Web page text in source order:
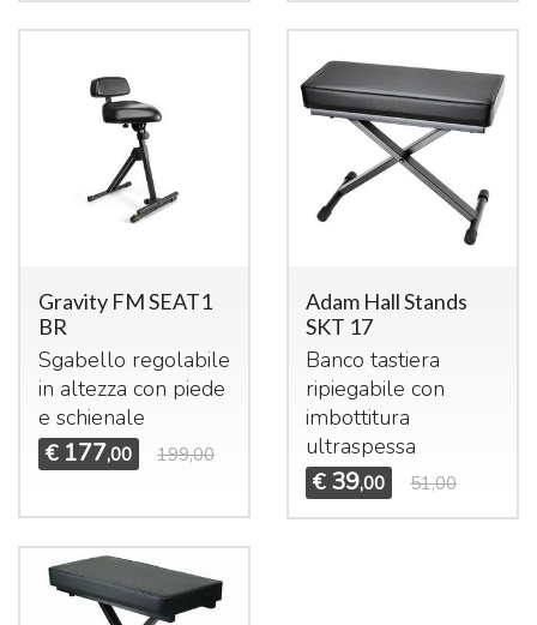
Gravity FM SEAT1
BR
Sgabello regolabile
in altezza con piede
e schienale
€ 177,00 199,00
Adam Hall Stands
SKT 17
Banco tastiera
ripiegabile con
imbottitura
ultraspessa
€ 39,00 51,00